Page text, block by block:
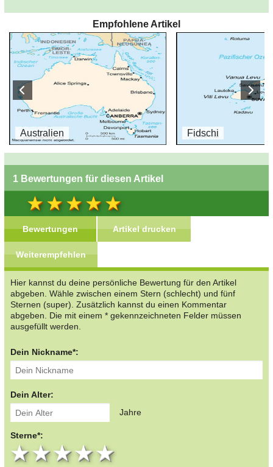
Empfohlene Artikel
Australien Fidschi
1 Bewertungen für diesen Artikel
Bewertungen Artikel drucken
Weiterempfehlen
Hier kannst du deine persönliche Bewertung für den Artikel
abgeben. Wähle zwischen einem Stern (schlecht) und fünf
Sternen (super). Zusätzlich kannst du einen Kommentar
abgeben. Die mit einem * gekennzeichneten Felder müssen
ausgefüllt werden.
Dein Nickname*:
Dein Alter:
Jahre
Sterne*:
4 stars
3 stars
2 stars
1 star